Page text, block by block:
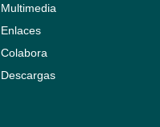
Multimedia
Enlaces
Colabora
Descargas